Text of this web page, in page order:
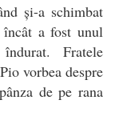
și-a schimbat
a fost unul
Fratele
vorbea despre
de pe rana